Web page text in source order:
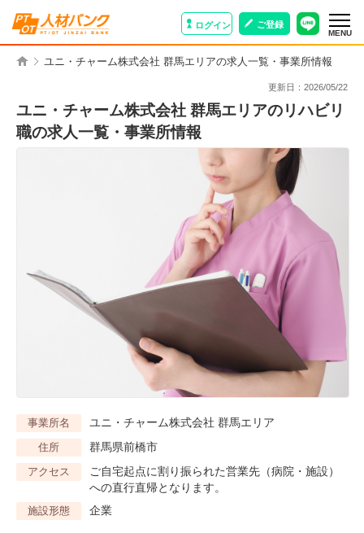
ログイン ご登録
MENU
ユニ・チャーム株式会社 群馬エリアの求人一覧・事業所情報
更新日： 2026/05/22
ユニ・チャーム株式会社 群馬エリアのリハビリ
職の求人一覧・事業所情報
事業所名 ユニ・チャーム株式会社 群馬エリア
住所 群馬県前橋市
アクセス
ご自宅起点に割り振られた営業先（病院・施設）
への直行直帰となります。
施設形態 企業